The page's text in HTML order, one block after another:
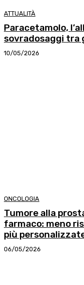
ATTUALITÀ
Paracetamolo,
sovradosaggi tra
10/05/2026
ONCOLOGIA
Tumore alla
farmaco: meno
più
06/05/2026